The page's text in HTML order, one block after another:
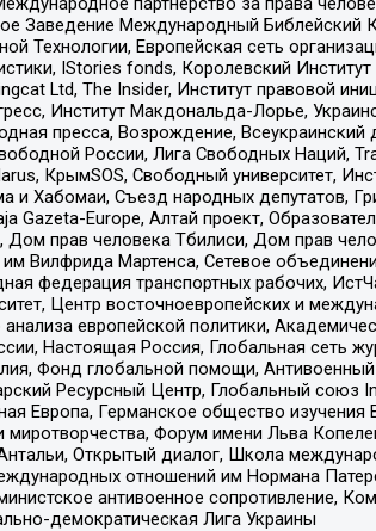
Заведение Международный
Технологии, Европейская сеть
IStories fonds, Королевский
Ltd, The Insider, Институт правовой
Институт Макдональда-Лорье,
пресса, Возрождение, Всеукраинский
России, Лига Свободных Наций,
КрымSOS, Свободный университет,
и Хабомаи, Съезд народных депутатов,
Gazeta-Europe, Алтай проект,
прав человека Тбилиси, Дом прав
Вилфрида Мартенса, Сетевое
федерация транспортных рабочих,
Центр восточноевропейских и
европейской политики,
Настоящая Россия, Глобальная сеть
Фонд глобальной помощи,
Ресурсный Центр, Глобальный союз
Европа, Германское общество
Форум имени Льва
Открытый диалог, Школа
отношений им Нормана
антивоенное сопротивление,
демократическая Лига Украины